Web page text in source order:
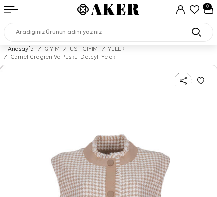
0
Anasayfa / GİYİM / ÜST GİYİM /
YELEK
/
Camel Grogren Ve Püskül Detaylı Yelek